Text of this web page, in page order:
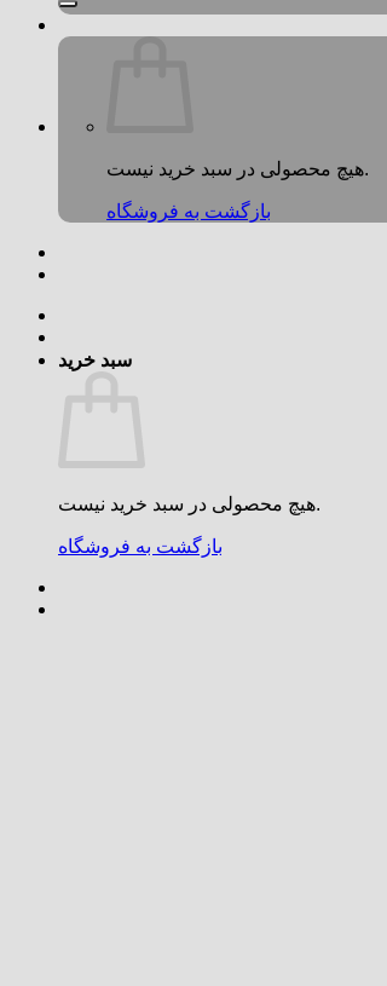
هیچ محصولی در سبد خرید نیست.
بازگشت به فروشگاه
سبد خرید
هیچ محصولی در سبد خرید نیست.
بازگشت به فروشگاه